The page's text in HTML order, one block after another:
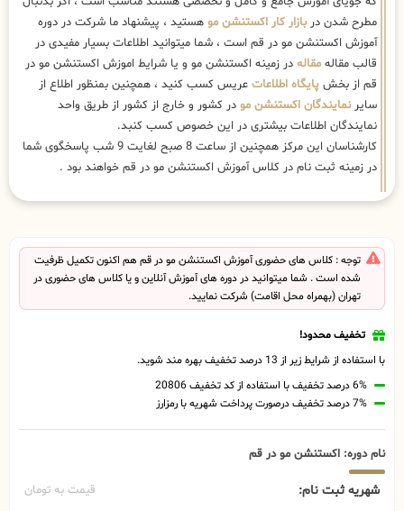
مطرح شدن دربازار کار اکستنشن مو هستید ، پیشنهاد ما شرکت در دوره
آموزش اکستنشن مو در قم است ، شما میتوانید اطلاعات بسیار مفیدی در
قالب مقاله مقاله در زمینه اکستنشن مو و یا شرایط اموزش اکستنشن مو در
قم از بخش پایگاه اطلاعات عریس کسب کنید ، همچنین بمنظور اطلاع از
سایرنمایندگان اکستنشن مو در کشور و خارج از کشور از طریق واحد
نمایندگان اطلاعات بیشتری در این خصوص کسب کنبد.
کارشناسان این مرکز همچنین از ساعت 8 صبح لغایت 9 شب پاسخگوی شما
در زمینه ثبت نام در کلاس آموزش اکستنشن مو در قم خواهند بود .
توجه : کلاس های حضوری آموزش اکستنشن مو در قم هم اکنون تکمیل ظرفیت
شده است . شما میتوانید در دوره های آموزش آنلاین و یا کلاس های حضوری در
تهران (بهمراه محل اقامت) شرکت نمایید.
تخفیف محدود!
با استفاده از شرایط زیر از 13 درصد تخفیف بهره مند شوید.
6% درصد تخفیف با استفاده از کد تخفیف 20806
7% درصد تخفیف درصورت پرداخت شهریه با رمزارز
نام دوره: اکستنشن مو در قم
شهریه ثبت نام: قیمت به تومان